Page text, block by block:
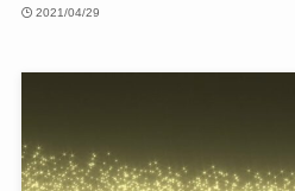
2021/04/29